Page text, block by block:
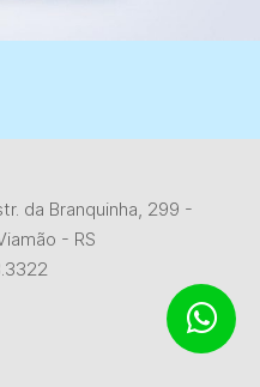
da Branquinha, 299 -
- RS